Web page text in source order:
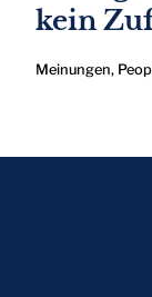
kein
Meinungen,